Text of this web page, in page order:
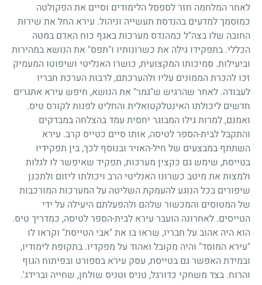
לאחר המלחמה חזר לספסל הלימודים וסיים את הפקולטה
כמוסמך למדעים בהנדסת תעשייה וניהול. עירא החל את שירות
החובה שלו בצה"ל כמהנדס מערכות באגף כוח האדם במטה
הכללי. בתפקידו גילה את כשרונותיו ו"תפס" את הנושא במהירות
וביעילות. סמיכותו המקצועית, כושרו האנליטי ושיפוטו המעמיק
זכו להכרת הממונים עליו ולהערכתם, לרבות הערכת חבריו
לעבודה. לאחר שהרגיש ש"גמר" את הנושא, חיפש עירא אתגרים
חדשים ליכולתו האינטלקטואלית והחליט לפנות לקורס טיס.
ואמנם, למרות גילו המבוגר יחסית עמד בהצלחה במבדקים
והתקבל לבית-הספר לטיסה, אותו סיים כטייס קרב. עירא
השתתף במבצעים של חיל-האויר ובנוסף לכך, בין תפקידיו
בטייסת, שימש גם כקצין מערכות, תפקיד שאיפשר לו לגלות
ולמצות את מיטב כשרונו האנליטי הרב ויכולתו ליזום ולתכנן
שיפורים בכל הנוגע להעמקת השליטה על המערכות המורכבות
של המטוסים והמכשור שלהם ולהפעלתם היעילה על ידי
הטייסים. לאחרונה הועבר עירא לבית-הספר לטיסה, כמדריך טיס.
הוא היה אהוב על חבריו, שראו בו את "אבי הטייסת" וקראו לו
"עירא המוסד" והיה מקובל ואהוד על מפקדיו. בתקופת לימודיו,
ובמידת האפשר גם בטייסת, עסק עירא בספורט ובפיתוח הגוף
והרוח. בצד משחקי כדורגל, טניס וטניס שולחן, שחייה וברידג'.